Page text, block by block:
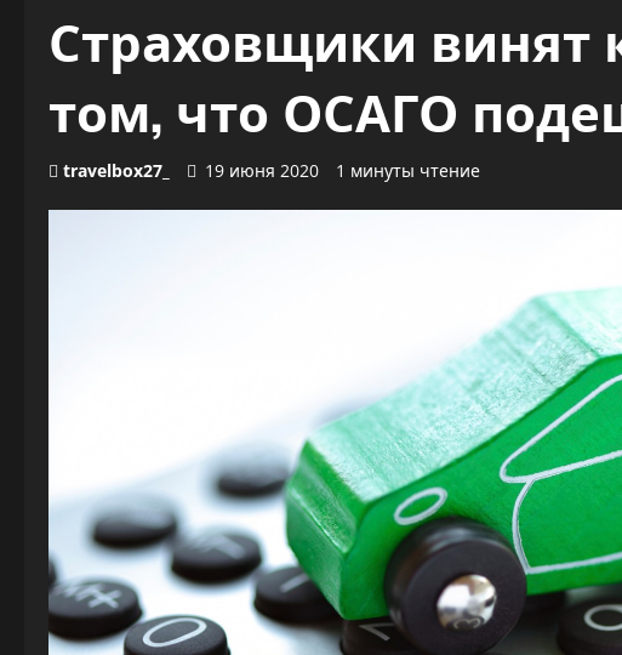
Страховщики винят
том, что ОСАГО
travelbox27_ 19 июня 2020 1 минуты чтение